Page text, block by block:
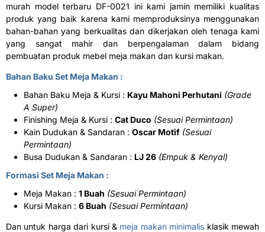
murah model terbaru DF-0021 ini kami jamin memiliki kualitas
produk yang baik karena kami memproduksinya menggunakan
bahan-bahan yang berkualitas dan dikerjakan oleh tenaga kami
yang sangat mahir dan berpengalaman dalam bidang
pembuatan produk mebel meja makan dan kursi makan.
Bahan Baku Set Meja Makan :
Bahan Baku Meja & Kursi : Kayu Mahoni Perhutani (Grade
A Super)
Finishing Meja & Kursi : Cat Duco (Sesuai Permintaan)
Kain Dudukan & Sandaran : Oscar Motif (Sesuai
Permintaan)
Busa Dudukan & Sandaran : LJ 26 (Empuk & Kenyal)
Formasi Set Meja Makan :
Meja Makan : 1 Buah (Sesuai Permintaan)
Kursi Makan : 6 Buah (Sesuai Permintaan)
Dan untuk harga dari kursi & meja makan minimalis klasik mewah